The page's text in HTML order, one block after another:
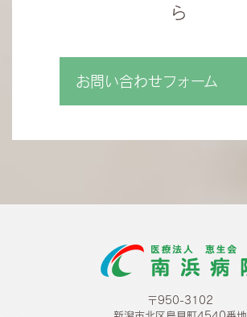
ら
お問い合わせフォーム
〒950-3102